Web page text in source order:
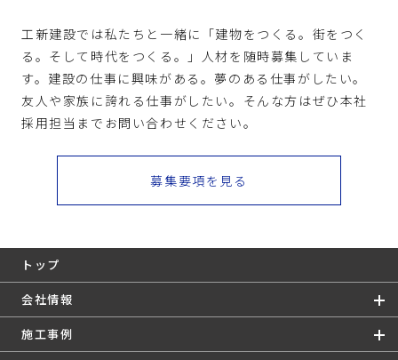
工新建設では私たちと一緒に「建物をつくる。街をつく
る。そして時代をつくる。」人材を随時募集していま
す。建設の仕事に興味がある。夢のある仕事がしたい。
友人や家族に誇れる仕事がしたい。そんな方はぜひ本社
採用担当までお問い合わせください。
募集要項を見る
トップ
会社情報
施工事例